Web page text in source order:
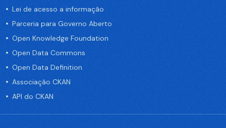
Lei de acesso a informação
Parceria para Governo Aberto
Open Knowledge Foundation
Open Data Commons
Open Data Definition
Associação CKAN
API do CKAN